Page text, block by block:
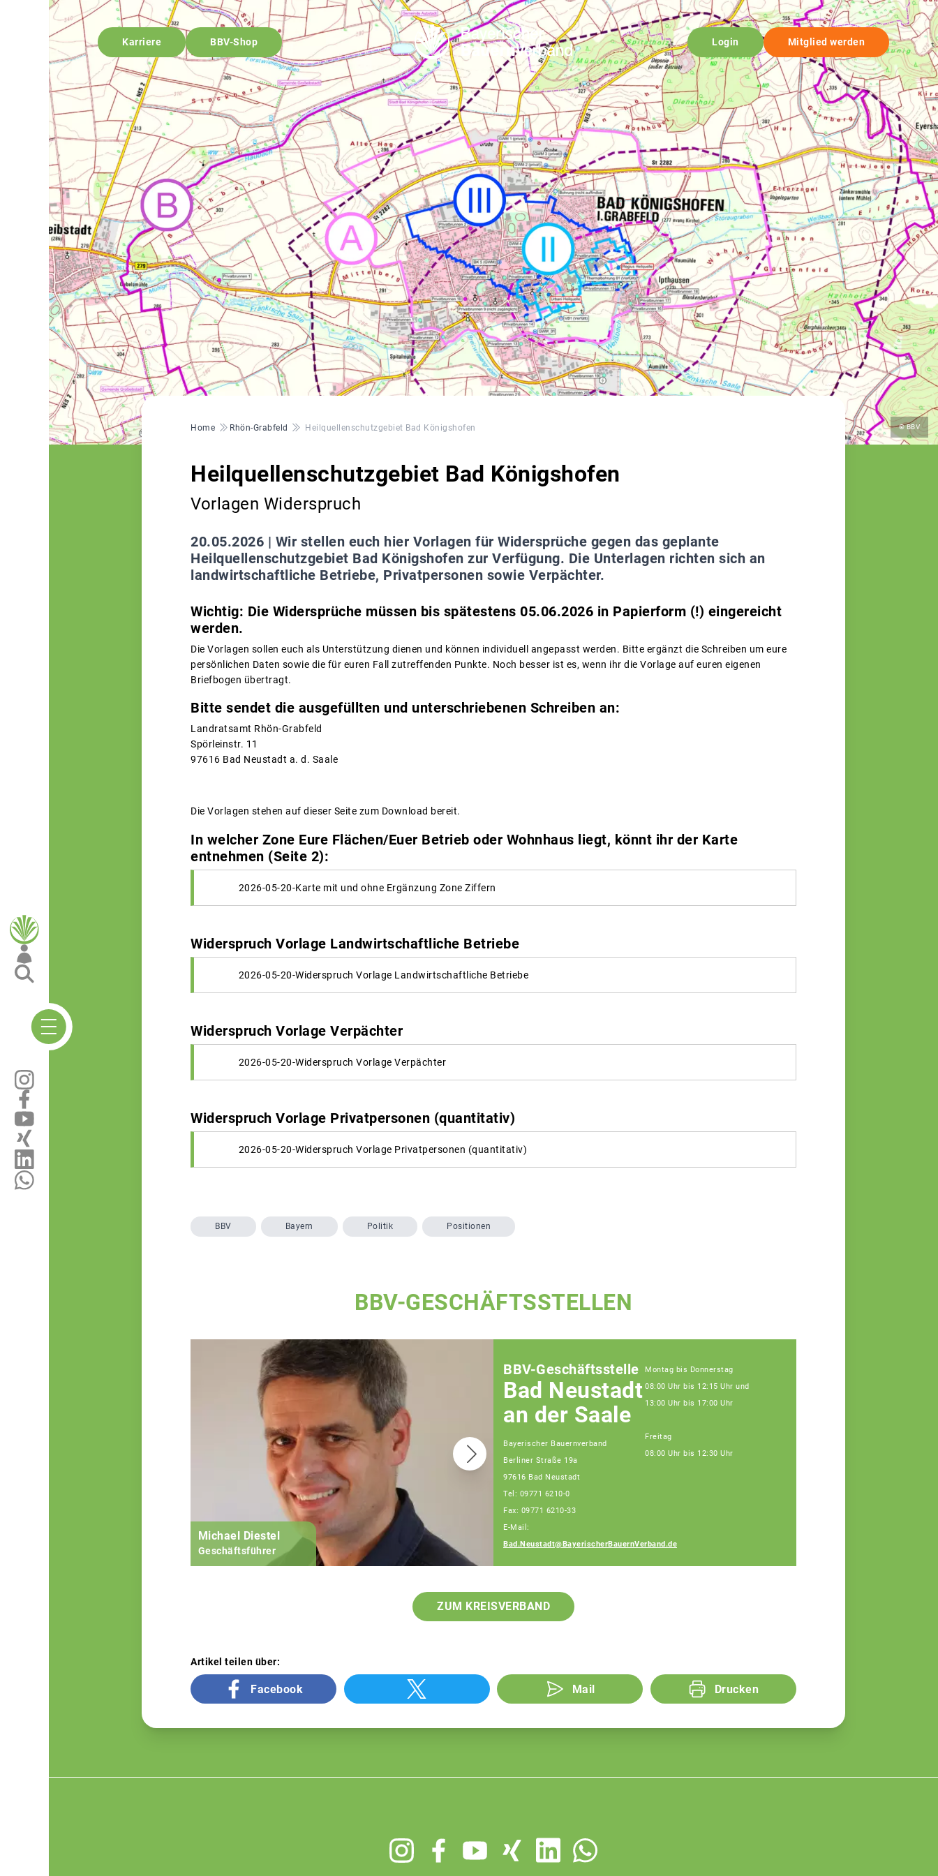
Karriere BBV-Shop Login Mitglied werden
© BBV
©
Pfadnavigation
Home Rhön-Grabfeld Heilquellenschutzgebiet Bad Königshofen
Heilquellenschutzgebiet Bad Königshofen
Vorlagen Widerspruch
20.05.2026 | Wir stellen euch hier Vorlagen für Widersprüche gegen das geplante
Heilquellenschutzgebiet Bad Königshofen zur Verfügung. Die Unterlagen richten sich an
landwirtschaftliche Betriebe, Privatpersonen sowie Verpächter.
Wichtig: Die Widersprüche müssen bis spätestens 05.06.2026 in Papierform (!) eingereicht
werden.
Die Vorlagen sollen euch als Unterstützung dienen und können individuell angepasst werden. Bitte ergänzt die Schreiben um eure
persönlichen Daten sowie die für euren Fall zutreffenden Punkte. Noch besser ist es, wenn ihr die Vorlage auf euren eigenen
Briefbogen übertragt.
Bitte sendet die ausgefüllten und unterschriebenen Schreiben an:
Landratsamt Rhön-Grabfeld
Spörleinstr. 11
97616 Bad Neustadt a. d. Saale
Die Vorlagen stehen auf dieser Seite zum Download bereit.
In welcher Zone Eure Flächen/Euer Betrieb oder Wohnhaus liegt, könnt ihr der Karte
entnehmen (Seite 2):
2026-05-20-Karte mit und ohne Ergänzung Zone Ziffern
Widerspruch Vorlage Landwirtschaftliche Betriebe
2026-05-20-Widerspruch Vorlage Landwirtschaftliche Betriebe
Widerspruch Vorlage Verpächter
2026-05-20-Widerspruch Vorlage Verpächter
Widerspruch Vorlage Privatpersonen (quantitativ)
2026-05-20-Widerspruch Vorlage Privatpersonen (quantitativ)
BBV Bayern Politik Positionen
BBV-GESCHÄFTSSTELLEN
Michael Diestel
Geschäftsführer Fachberater
BBV-Geschäftsstelle
Bad Neustadt
an der Saale
Bayerischer Bauernverband
Berliner Straße 19a
97616 Bad Neustadt
Tel: 09771 6210-0
Fax: 09771 6210-33
E-Mail:
Bad.Neustadt@BayerischerBauernVerband.de
Montag bis Donnerstag
08:00 Uhr bis 12:15 Uhr und
13:00 Uhr bis 17:00 Uhr
Freitag
08:00 Uhr bis 12:30 Uhr
ZUM KREISVERBAND
Artikel teilen über:
Facebook Mail Drucken